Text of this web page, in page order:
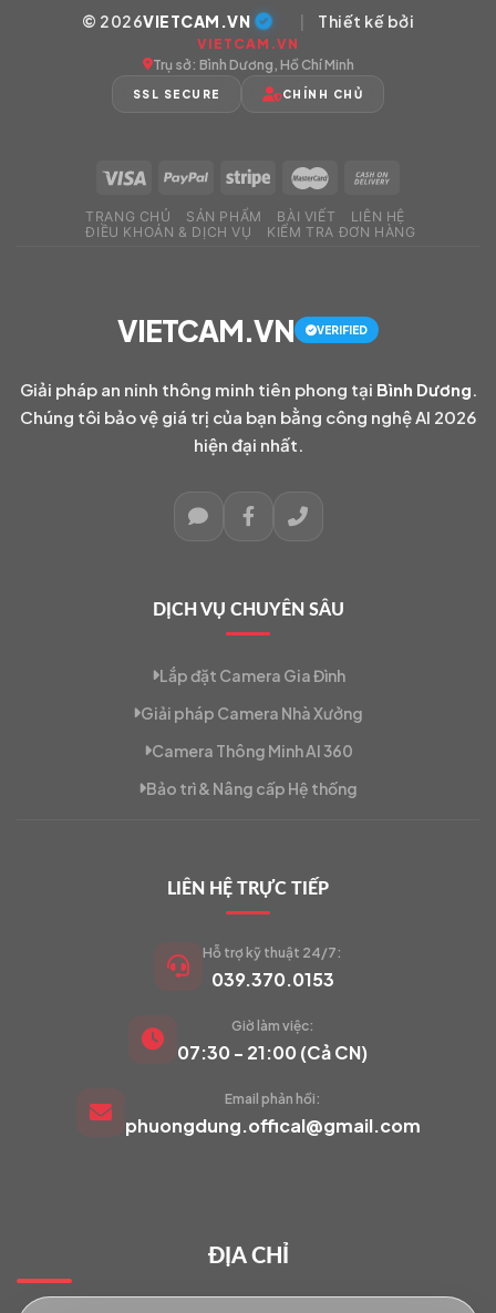
VIETCAM.VN
Đang trực tuyến
© 2026VIETCAM.VN | Thiết kế bởi
VIETCAM.VN
Trụ sở: Bình Dương, Hồ Chí Minh
SSL SECURE CHÍNH CHỦ
TRANG CHỦ SẢN PHẨM BÀI VIẾT
LIÊN HỆ
ĐIỀU KHOẢN & DỊCH VỤ
KIỂM TRA ĐƠN HÀNG
VIETCAM.VN VERIFIED
Giải pháp an ninh thông minh tiên phong tại Bình Dương
Chúng tôi bảo vệ giá trị của bạn bằng công nghệ AI 2026
hiện đại nhất.
DỊCH VỤ CHUYÊN SÂU
Lắp đặt Camera Gia Đình
Giải pháp Camera Nhà Xưởng
Camera Thông Minh AI 360
Bảo trì & Nâng cấp Hệ thống
LIÊN HỆ TRỰC TIẾP
Hỗ trợ kỹ thuật 24/7:
039.370.0153
Giờ làm việc:
07:30 - 21:00 (Cả CN)
Email phản hồi:
phuongdung.offical@gmail.com
ĐỊA CHỈ